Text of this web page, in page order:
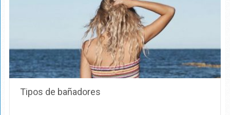
Tipos de bañadores